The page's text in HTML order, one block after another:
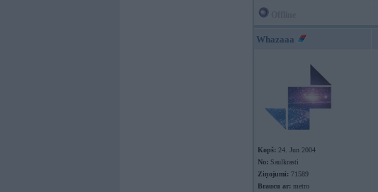
Whazaaa
Kopš: 24. Jun 2004
No: Saulkrasti
Ziņojumi: 71589
Braucu ar: metro